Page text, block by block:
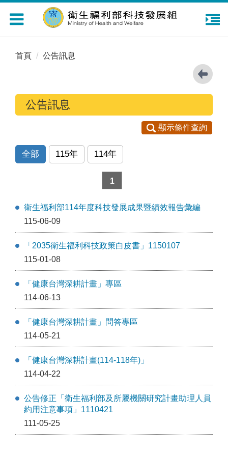
Toggle
navigation
首頁 公告訊息
公告訊息
顯示條件查詢
全部 115年 114年
1
衛生福利部114年度科技發展成果暨績效報告彙編
115-06-09
「2035衛生福利科技政策白皮書」1150107
115-01-08
「健康台灣深耕計畫」專區
114-06-13
「健康台灣深耕計畫」問答專區
114-05-21
「健康台灣深耕計畫(114-118年)」
114-04-22
公告修正「衛生福利部及所屬機關研究計畫助理人員
約用注意事項」1110421
111-05-25